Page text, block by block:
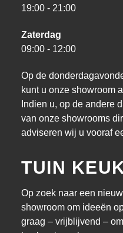
19:00 - 21:00
Zaterdag
09:00 - 12:00
Op de
kunt u onze showroom
Indien u, op de andere
van onze showrooms
adviseren wij u vooraf
TUIN
Op zoek naar een
showroom om ideeën
graag – vrijblijvend –